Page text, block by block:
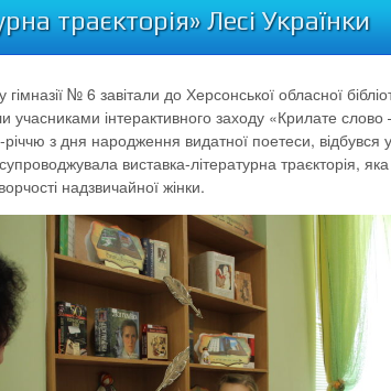
траєкторія» Лесі Українки
№ 6 завітали до Херсонської обласної
учасниками інтерактивного заходу «Крилате слово
з дня народження видатної поетеси, відбувся
виставка-літературна траєкторія,
надзвичайної жінки.